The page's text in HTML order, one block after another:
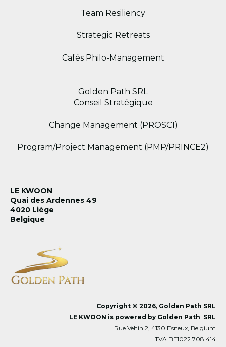
Team Resiliency
Strategic Retreats
Cafés Philo-Management
Golden Path SRL
Conseil Stratégique
Change Management (PROSCI)
Program/Project Management (PMP/PRINCE2)
LE KWOON
Quai des Ardennes 49
4020 Liège
Belgique
Copyright © 2026, Golden Path SRL
LE KWOON is powered by Golden Path SRL
Rue Vehin 2, 4130 Esneux, Belgium
TVA BE1022.708.414